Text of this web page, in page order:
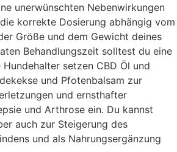
unerwünschten Nebenwirkungen
korrekte Dosierung abhängig vom
Größe und dem Gewicht deines
Behandlungszeit solltest du eine
Hundehalter setzen CBD Öl und
und Pfotenbalsam zur
und ernsthafter
und Arthrose ein. Du kannst
auch zur Steigerung des
und als Nahrungsergänzung